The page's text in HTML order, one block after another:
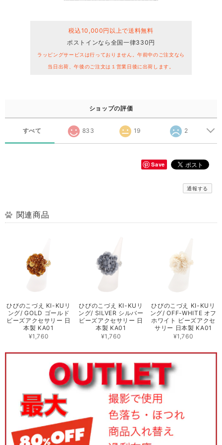
税込10,000円以上で送料無料
ポストインなら全国一律330円
ラッピングサービスは行っておりません。午前中のご注文なら
当日出荷、午後のご注文は１営業日後に出荷します。
ショップの評価
すべて 833 19 2
Save
通報する
関連商品
ひびのこづえ KI-KUリ
ング/ GOLD ゴールド
ビーズアクセサリー 日
本製 KA01
¥1,760
ひびのこづえ KI-KUリ
ング/ SILVER シルバー
ビーズアクセサリー 日
本製 KA01
¥1,760
ひびのこづえ KI-KUリ
ング/ OFF-WHITE オフ
ホワイト ビーズアクセ
サリー 日本製 KA01
¥1,760